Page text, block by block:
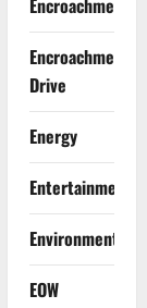
Encroachment
Encroachment
Drive
Energy
Entertainment
Environment
EOW